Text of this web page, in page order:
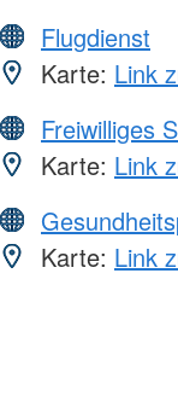
Flugdienst
Karte: Link
Freiwilliges
Karte: Link
Karte: Link